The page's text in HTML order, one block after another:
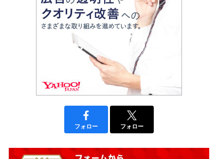
フォロー フォロー